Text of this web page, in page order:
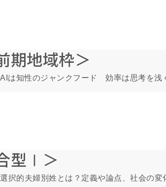
期地域枠＞
AIは知性のジャンクフード 効率は思考を浅
型Ⅰ＞
選択的夫婦別姓とは？定義や論点、社会の変